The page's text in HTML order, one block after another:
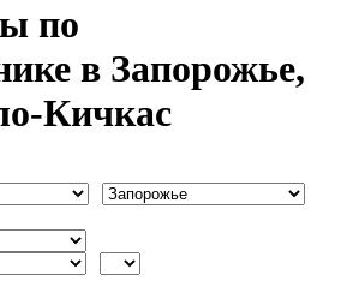
по
в Запорожье,
Кичкас